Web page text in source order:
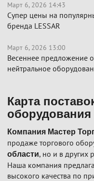
Март 6, 2026 14:43
Супер цены на
бренда LESSAR
Март 6, 2026 13:00
Весеннее предложение
нейтральное
Карта
оборудования
Компания Мастер
продаже торгового
области, но и в других
Наша компания
высокого качества по